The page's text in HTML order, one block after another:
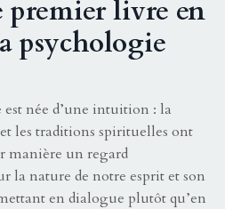
premier livre en
psychologie
née d’une intuition : la
les traditions spirituelles ont
manière un regard
la nature de notre esprit et son
en dialogue plutôt qu’en